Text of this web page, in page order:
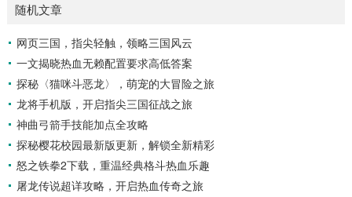
随机文章
网页三国，指尖轻触，领略三国风云
一文揭晓热血无赖配置要求高低答案
探秘〈猫咪斗恶龙〉，萌宠的大冒险之旅
龙将手机版，开启指尖三国征战之旅
神曲弓箭手技能加点全攻略
探秘樱花校园最新版更新，解锁全新精彩
怒之铁拳2下载，重温经典格斗热血乐趣
屠龙传说超详攻略，开启热血传奇之旅